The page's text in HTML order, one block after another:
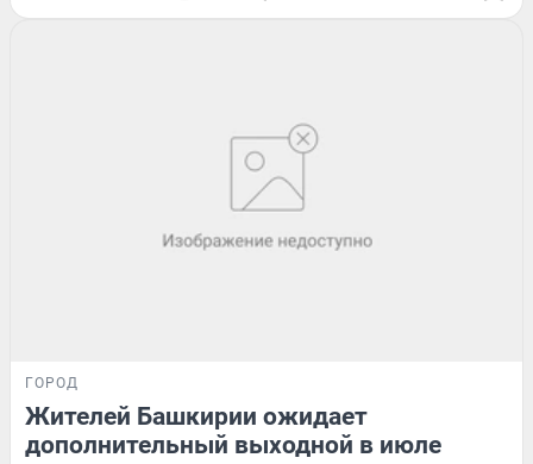
ГОРОД
Жителей Башкирии ожидает
дополнительный выходной в июле